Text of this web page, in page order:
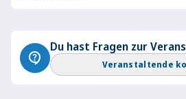
contact_support
Du hast Fragen zur
Veranstaltende